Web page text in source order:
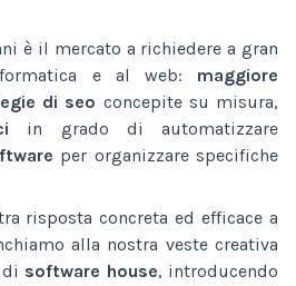
è il mercato a richiedere a gran
e al web: maggiore
di seo concepite su misura,
in grado di automatizzare
per organizzare specifiche
risposta concreta ed efficace a
alla nostra veste creativa
software house, introducendo